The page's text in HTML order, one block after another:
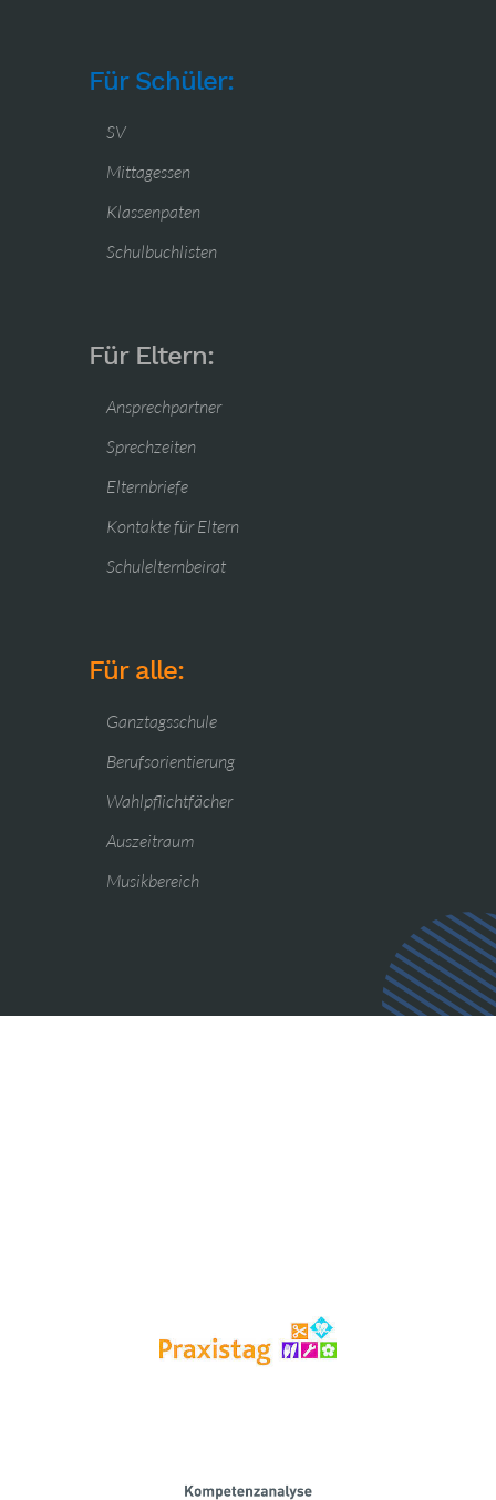
Für Schüler:
SV
Mittagessen
Klassenpaten
Schulbuchlisten
Für Eltern:
Ansprechpartner
Sprechzeiten
Elternbriefe
Kontakte für Eltern
Schulelternbeirat
Für alle:
Ganztagsschule
Berufsorientierung
Wahlpflichtfächer
Auszeitraum
Musikbereich